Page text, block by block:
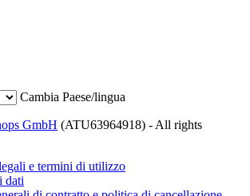
Cambia Paese/lingua
GmbH (ATU63964918) - All rights
e termini di utilizzo
dati